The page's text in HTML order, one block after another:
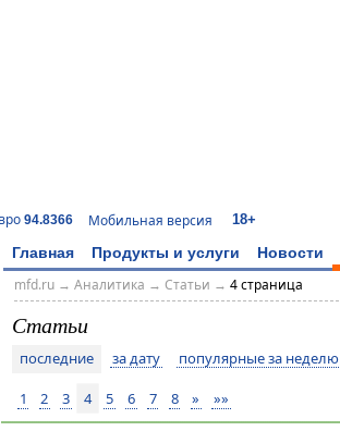
94.8366 Мобильная версия 18+
Главная Продукты и услуги Новости
mfd.ru→ Аналитика → Статьи → 4 страница
Статьи
последние за дату популярные за неделю
1 2 3 4 5 6 7 8 » »»